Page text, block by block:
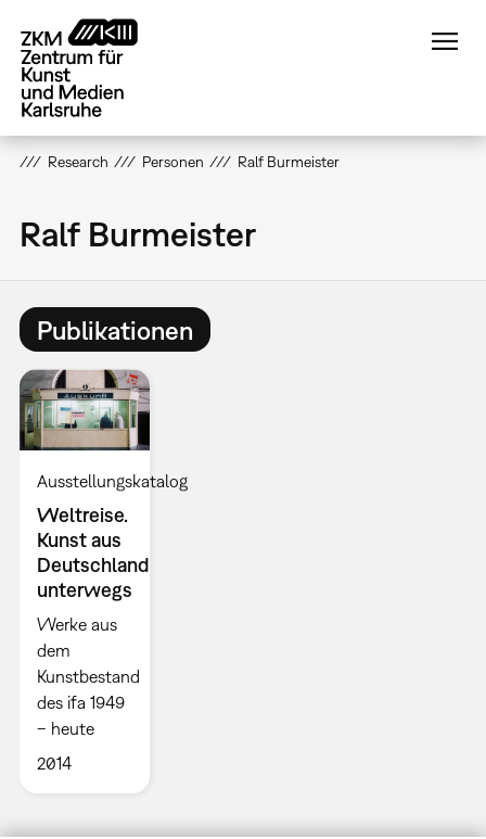
zum
Inhalt
Research Personen Ralf Burmeister
Ralf Burmeister
Publikationen
Ausstellungskatalog
Weltreise.
Kunst aus
Deutschland
unterwegs
Werke aus
dem
Kunstbestand
des ifa 1949
– heute
2014